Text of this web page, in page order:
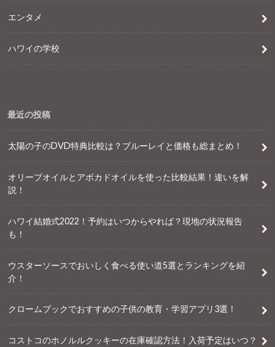
エンタメ
ハワイの学校
最近の投稿
太陽の子のDVD特典比較は？ブルーレイと価格も総まとめ！
オリーブオイルとアボカドオイルを使った比較結果！違いを解
説！
ハワイ結婚式2022！予約はいつからやれば？現地の状況報告
も！
ウスターソースでおいしく食べる使い道5選とランキングを紹
介！
クロームブックでおすすめの子供の教育・学習アプリ3選！
コストコのホノルルクッキーの在庫確認方法！入荷予定はいつ？